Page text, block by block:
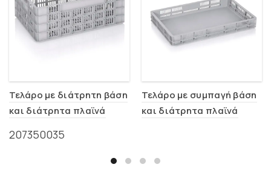
Τελάρο με διάτρητη βάση
και διάτρητα πλαϊνά
207350035
Τελάρο με συμπαγή βάση
και διάτρητα πλαϊνά